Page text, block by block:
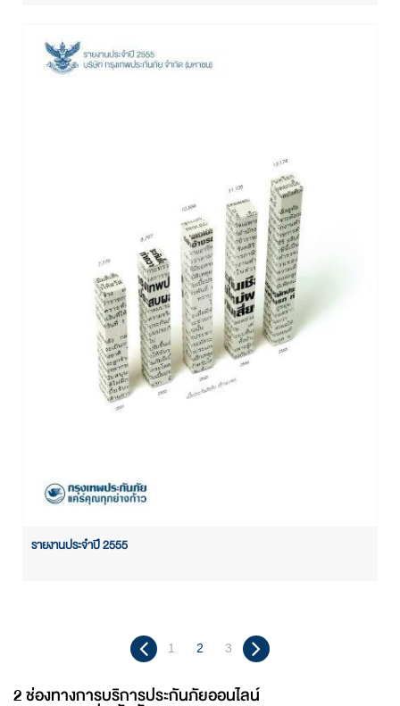
รายงานประจำปี 2555
1 2 3
2 ช่องทางการบริการประกันภัยออนไลน์